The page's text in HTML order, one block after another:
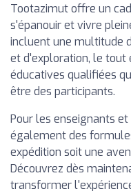
Tootazimut offre un
s'épanouir et vivre
incluent une multitude
et d'exploration, le tout
éducatives qualifiées
être des participants.
Pour les enseignants
également des
expédition soit une
Découvrez dès
transformer